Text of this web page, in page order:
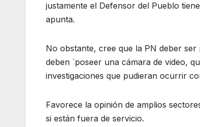
justamente el Defensor del Pueblo
apunta.
No obstante, cree que la PN deber
deben `poseer una cámara de video,
investigaciones que pudieran ocurrir
Favorece la opinión de amplios
si están fuera de servicio.